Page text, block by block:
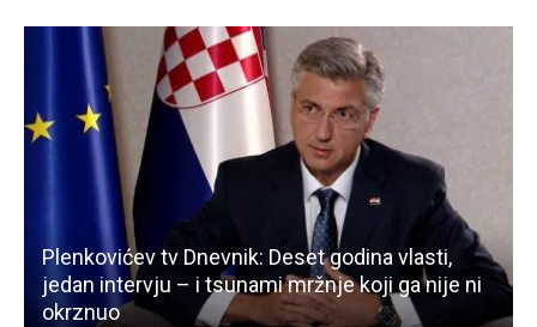
Plenkovićev tv Dnevnik: Deset godina vlasti,
jedan intervju – i tsunami mržnje koji ga nije ni
okrznuo